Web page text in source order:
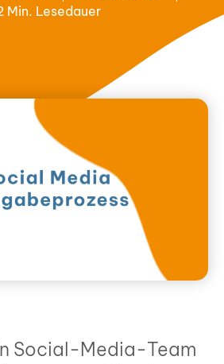
Min. Lese­dau­er
Social-Media-Team